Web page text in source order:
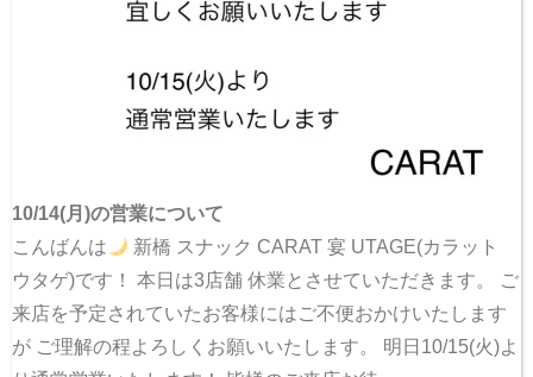
10/14(月)の営業について
こんばんは
新橋 スナック CARAT 宴 UTAGE(カラット
ウタゲ)です！ 本日は3店舗 休業とさせていただきます。 ご
来店を予定されていたお客様にはご不便おかけいたします
が ご理解の程よろしくお願いいたします。 明日10/15(火)よ